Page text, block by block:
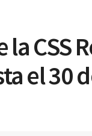
la CSS
el 30